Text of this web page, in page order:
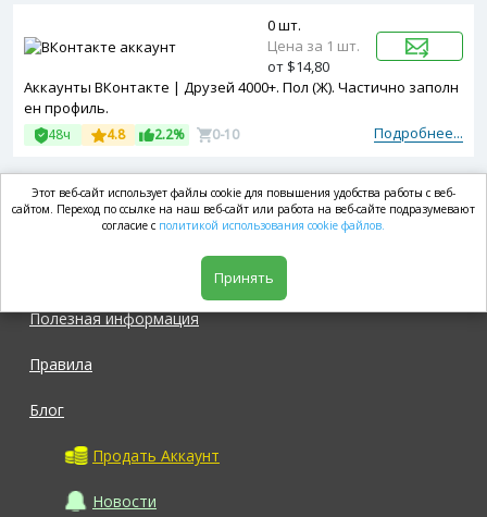
Аккаунты ВКонтакте | Друзей 4000+. Пол (Ж). Частично заполн
ен профиль.
Подробнее...
48ч 4.8 2.2% 0-10
0 шт.
Цена за 1 шт.
от $14,80
market.com
Полезная информация
Правила
Блог
Продать Аккаунт
Новости
Этот веб-сайт использует файлы cookie для повышения удобства работы с веб-
сайтом. Переход по ссылке на наш веб-сайт или работа на веб-сайте подразумевают
согласие с политикой использования cookie файлов.
Принять